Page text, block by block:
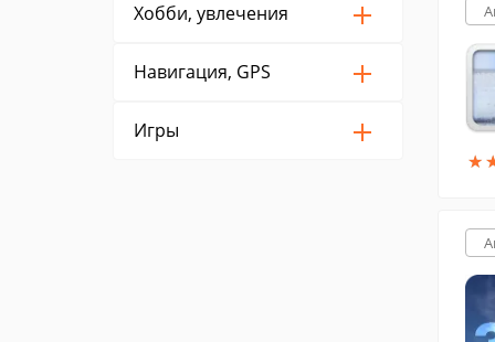
Хобби, увлечения
Навигация, GPS
Игры
★
★